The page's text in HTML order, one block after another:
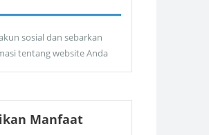
sosial dan sebarkan
tentang website Anda
Manfaat